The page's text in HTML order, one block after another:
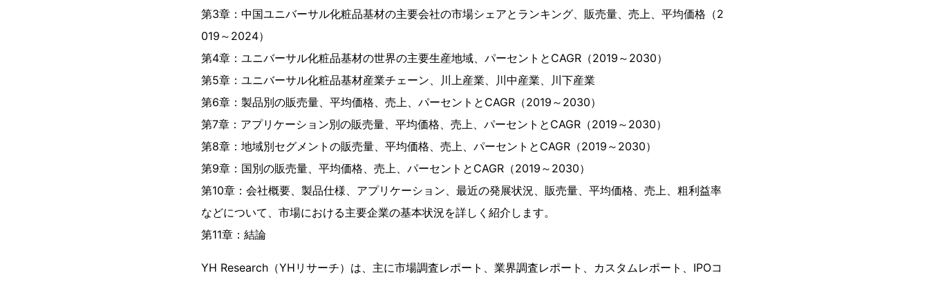
第3章：中国ユニバーサル化粧品基材の主要会社の市場シェアとランキング、販売量、売上、平均価格（2
019～2024）
第4章：ユニバーサル化粧品基材の世界の主要生産地域、パーセントとCAGR（2019～2030）
第5章：ユニバーサル化粧品基材産業チェーン、川上産業、川中産業、川下産業
第6章：製品別の販売量、平均価格、売上、パーセントとCAGR（2019～2030）
第7章：アプリケーション別の販売量、平均価格、売上、パーセントとCAGR（2019～2030）
第8章：地域別セグメントの販売量、平均価格、売上、パーセントとCAGR（2019～2030）
第9章：国別の販売量、平均価格、売上、パーセントとCAGR（2019～2030）
第10章：会社概要、製品仕様、アプリケーション、最近の発展状況、販売量、平均価格、売上、粗利益率
などについて、市場における主要企業の基本状況を詳しく紹介します。
第11章：結論
YH Research（YHリサーチ）は、主に市場調査レポート、業界調査レポート、カスタムレポート、IPOコ